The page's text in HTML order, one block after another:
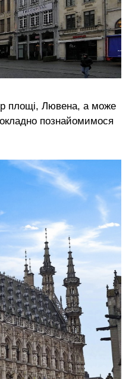
площі, Лювена, а може
познайомимося